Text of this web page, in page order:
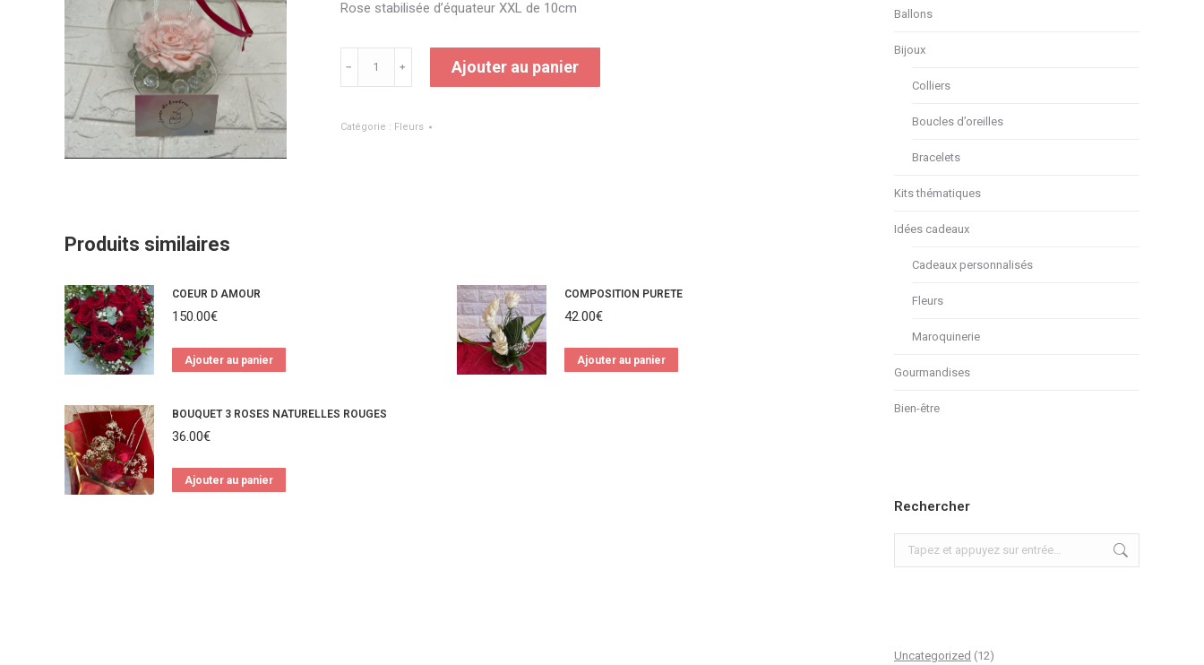
Rose stabilisée d’équateur XXL de 10cm
de
ETERNELLE
﹣ ﹢ Ajouter au panier
Catégorie : Fleurs
Produits similaires
COEUR D AMOUR
150.00€
Ajouter au panier
COMPOSITION PURETE
42.00€
Ajouter au panier
BOUQUET 3 ROSES NATURELLES ROUGES
36.00€
Ajouter au panier
Ballons
Bijoux
Colliers
Boucles d’oreilles
Bracelets
Kits thématiques
Idées cadeaux
Cadeaux personnalisés
Fleurs
Maroquinerie
Gourmandises
Bien-être
Rechercher
Uncategorized 1212